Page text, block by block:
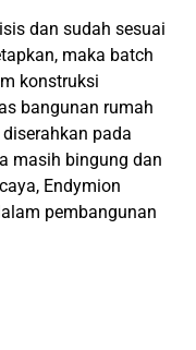
dan sudah sesuai
maka batch
konstruksi
bangunan rumah
pada
masih bingung dan
Endymion
pembangunan